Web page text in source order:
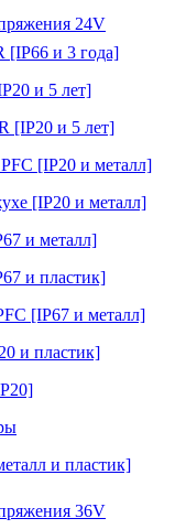
24V
[IP66 и 3 года]
и 5 лет]
[IP20 и 5 лет]
[IP20 и металл]
[IP20 и металл]
и металл]
и пластик]
[IP67 и металл]
и пластик]
и пластик]
36V